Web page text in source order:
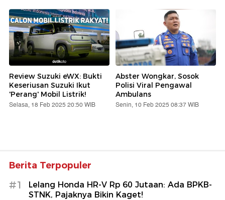
Review Suzuki eWX: Bukti
Keseriusan Suzuki Ikut
'Perang' Mobil Listrik!
Selasa, 18 Feb 2025 20:50 WIB
Abster Wongkar, Sosok
Polisi Viral Pengawal
Ambulans
Senin, 10 Feb 2025 08:37 WIB
Berita Terpopuler
#1
Lelang Honda HR-V Rp 60 Jutaan: Ada BPKB-
STNK, Pajaknya Bikin Kaget!